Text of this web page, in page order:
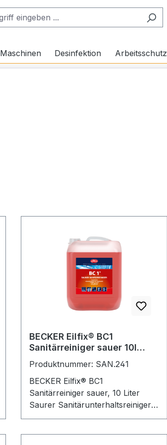
Maschinen Desinfektion Arbeitsschutz
BECKER Eilfix® BC1
Sanitärreiniger sauer 10l
Produktnummer: SAN.241
BECKER Eilfix® BC1
Sanitärreiniger sauer, 10 Liter
Saurer Sanitärunterhaltsreiniger
für die schnelle und gründliche